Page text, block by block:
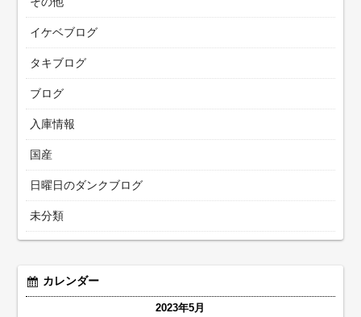
イケベブログ
タキブログ
ブログ
入庫情報
国産
日曜日のダンクブログ
未分類
カレンダー
2023年5月